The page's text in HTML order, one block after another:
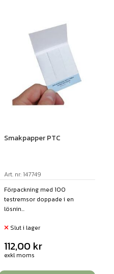
Smakpapper PTC
Art. nr: 147749
Förpackning med 100
testremsor doppade i en
lösnin...
Slut i lager
112,00 kr
exkl moms